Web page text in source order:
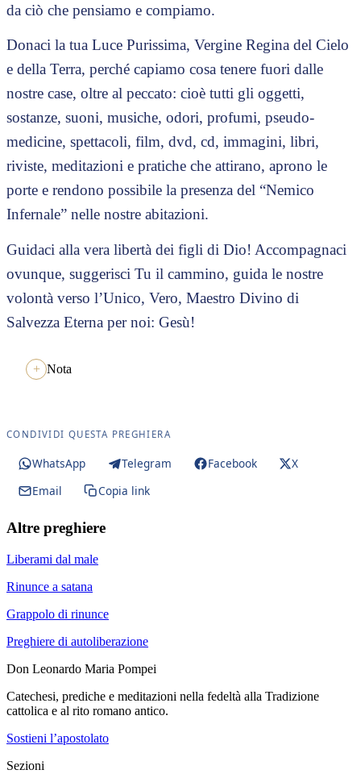
da ciò che pensiamo e compiamo.
Donaci la tua Luce Purissima, Vergine Regina del Cielo
e della Terra, perché capiamo cosa tenere fuori dalle
nostre case, oltre al peccato: cioè tutti gli oggetti,
sostanze, suoni, musiche, odori, profumi, pseudo-
medicine, spettacoli, film, dvd, cd, immagini, libri,
riviste, meditazioni e pratiche che attirano, aprono le
porte e rendono possibile la presenza del “Nemico
Infernale” nelle nostre abitazioni.
Guidaci alla vera libertà dei figli di Dio! Accompagnaci
ovunque, suggerisci Tu il cammino, guida le nostre
volontà verso l’Unico, Vero, Maestro Divino di
Salvezza Eterna per noi: Gesù!
Nota
CONDIVIDI QUESTA PREGHIERA
WhatsApp Telegram Facebook
X
Email
Copia link
Altre preghiere
Liberami dal male
Rinunce a satana
Grappolo di rinunce
Preghiere di autoliberazione
Don Leonardo Maria Pompei
Catechesi, prediche e meditazioni nella fedeltà alla Tradizione
cattolica e al rito romano antico.
Sostieni l’apostolato
Sezioni